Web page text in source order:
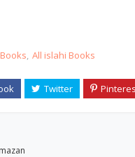
All islahi Books